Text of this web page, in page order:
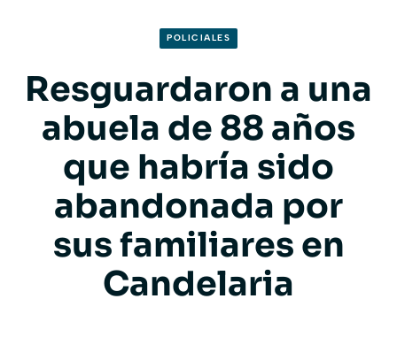
POLICIALES
Resguardaron a una
abuela de 88 años
que habría sido
abandonada por
sus familiares en
Candelaria